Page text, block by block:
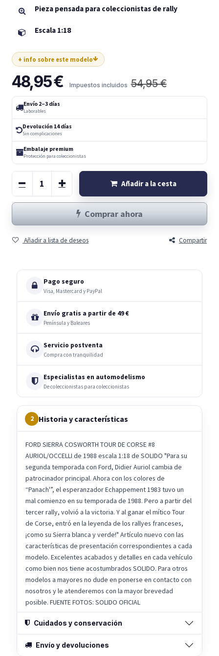
Pieza pensada para coleccionistas de rally
Escala 1:18
+ info sobre este modelo
48,95€ Impuestos incluidos 54,95€
Envío 2–3 días
Laborables
Devolución 14 días
Sin complicaciones
Embalaje premium
Protección para coleccionistas
Añadir a la cesta
Comprar ahora
Añadir a lista de deseos Compartir
Pago seguro
Visa, Mastercard y PayPal
Envío gratis a partir de 49 €
Península y Baleares
Servicio postventa
Compra con tranquilidad
Especialistas en automodelismo
De coleccionistas para coleccionistas
2 Historia y características
FORD SIERRA COSWORTH TOUR DE CORSE #8
AURIOL/OCCELLI de 1988 escala 1:18 de SOLIDO "Para su
segunda temporada con Ford, Didier Auriol cambia de
patrocinador principal. Ahora con los colores de
“Panach'”, el esperanzador Echappement 1983 tuvo un
mal comienzo en su temporada de 1988. Pero a partir del
tercer rally, volvió a la victoria. Y al ganar el mítico Tour
de Corse, entró en la leyenda de los rallyes franceses,
¡como su Sierra blanca y verde!" Artículo nuevo con las
características de presentación correspondientes a cada
modelo. Excelentes acabados y detalles en cada vehículo
como bien nos tiene acostumbrados SOLIDO. Para otros
modelos a mayores no dude en ponerse en contacto con
nosotros y le atenderemos con la mayor brevedad
posible. FUENTE FOTOS: SOLIDO OFICIAL
Cuidados y conservación
Envío y devoluciones